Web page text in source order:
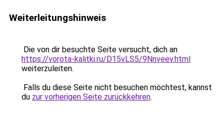
Weiterleitungshinweis
Die von dir besuchte Seite versucht, dich an
https://vorota-kalitki.ru/D15vLS5/9Nnveev.html
weiterzuleiten.
Falls du diese Seite nicht besuchen möchtest, kannst
du zur vorherigen Seite zurückkehren.